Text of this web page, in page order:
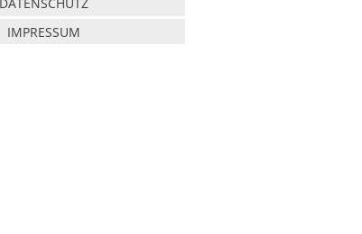
DATENSCHUTZ
IMPRESSUM